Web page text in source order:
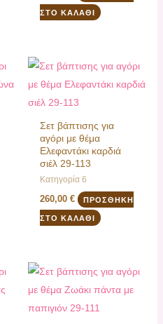
ΣΤΟ ΚΑΛΆΘΙ
Σετ βάπτισης για
αγόρι με θέμα
Ελεφαντάκι καρδιά
σιέλ 29-113
Κατηγορία 6
260,00 € ΠΡΟΣΘΉΚΗ
ΣΤΟ ΚΑΛΆΘΙ